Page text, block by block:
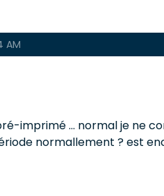
AM
imprimé ... normal je ne
normallement ? est